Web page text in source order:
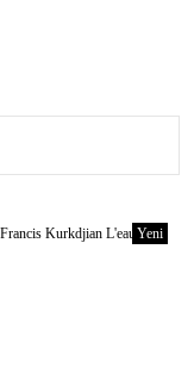
Yeni